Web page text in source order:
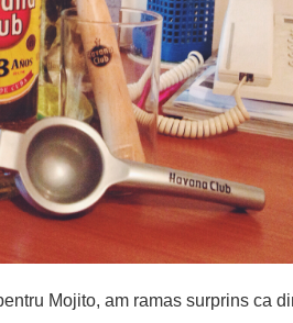
Mojito, am ramas surprins ca